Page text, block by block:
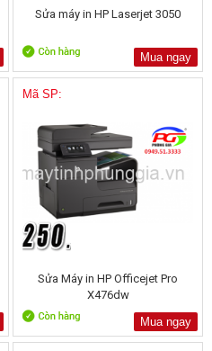
Sửa máy in HP Laserjet 3050
Mua ngay
Mã SP:
Sửa Máy in HP Officejet Pro
X476dw
Mua ngay